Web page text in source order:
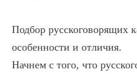
Подбор русскоговорящих
особенности и отличия.
Начнем с того, что